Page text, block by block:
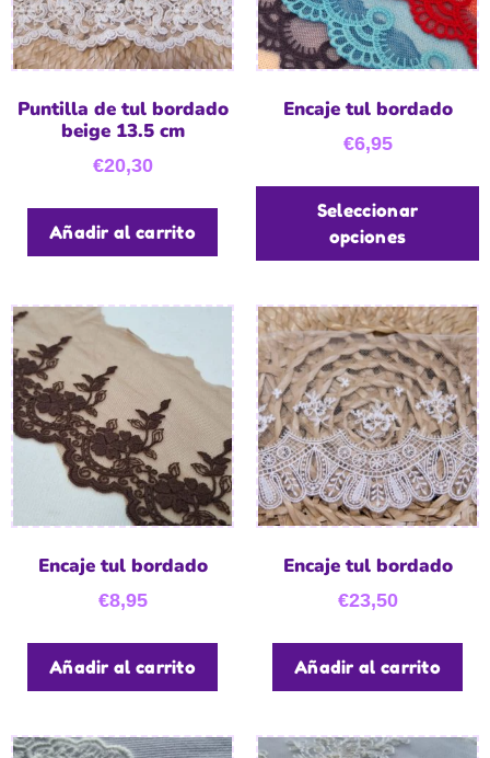
Puntilla de tul bordado
beige 13.5 cm
€20,30
Añadir al carrito
Encaje tul bordado
€6,95
Seleccionar
opciones
Encaje tul bordado
€8,95
Añadir al carrito
Encaje tul bordado
€23,50
Añadir al carrito